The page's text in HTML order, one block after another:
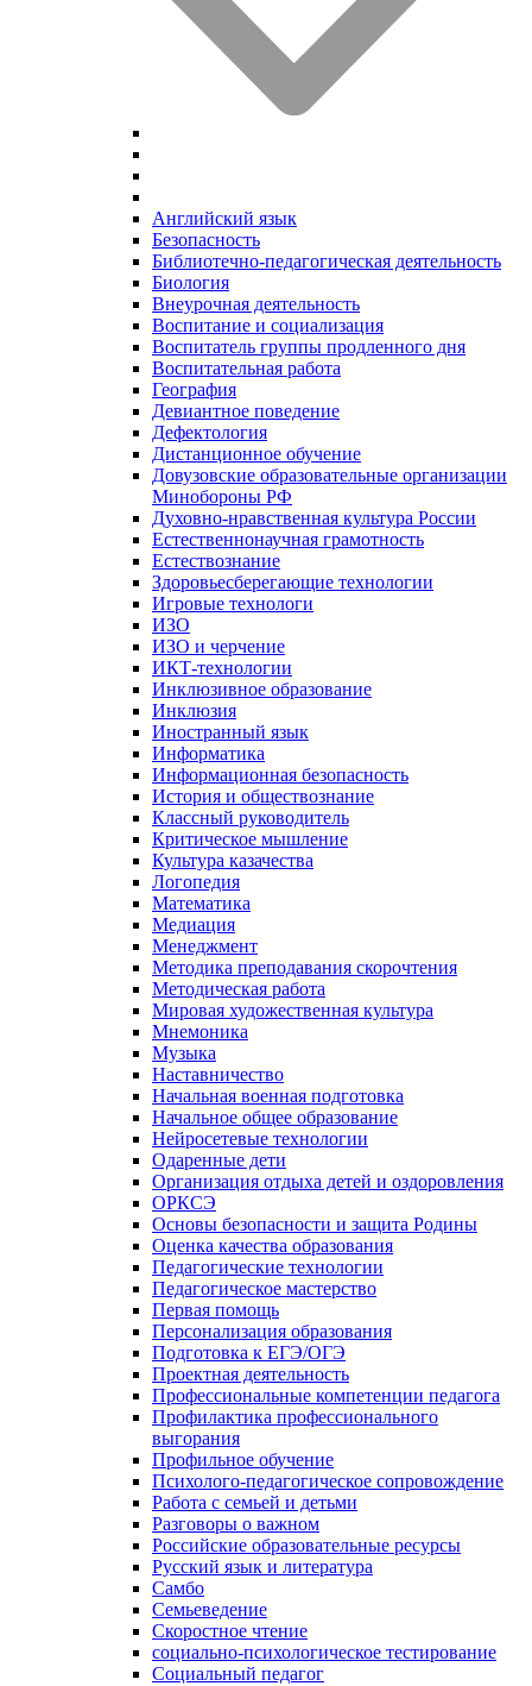
Английский язык
Безопасность
Библиотечно-педагогическая деятельность
Биология
Внеурочная деятельность
Воспитание и социализация
Воспитатель группы продленного дня
Воспитательная работа
География
Девиантное поведение
Дефектология
Дистанционное обучение
Довузовские образовательные организации
Минобороны РФ
Духовно‑нравственная культура России
Естественнонаучная грамотность
Естествознание
Здоровьесберегающие технологии
Игровые технологи
ИЗО
ИЗО и черчение
ИКТ-технологии
Инклюзивное образование
Инклюзия
Иностранный язык
Информатика
Информационная безопасность
История и обществознание
Классный руководитель
Критическое мышление
Культура казачества
Логопедия
Математика
Медиация
Менеджмент
Методика преподавания скорочтения
Методическая работа
Мировая художественная культура
Мнемоника
Музыка
Наставничество
Начальная военная подготовка
Начальное общее образование
Нейросетевые технологии
Одаренные дети
Организация отдыха детей и оздоровления
ОРКСЭ
Основы безопасности и защита Родины
Оценка качества образования
Педагогические технологии
Педагогическое мастерство
Первая помощь
Персонализация образования
Подготовка к ЕГЭ/ОГЭ
Проектная деятельность
Профессиональные компетенции педагога
Профилактика профессионального
выгорания
Профильное обучение
Психолого-педагогическое сопровождение
Работа с семьей и детьми
Разговоры о важном
Российские образовательные ресурсы
Русский язык и литература
Самбо
Семьеведение
Скоростное чтение
социально-психологическое тестирование
Социальный педагог